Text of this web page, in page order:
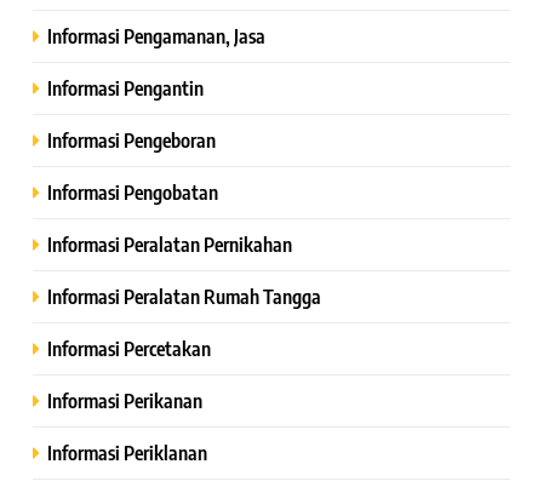
Informasi Pengamanan, Jasa
Informasi Pengantin
Informasi Pengeboran
Informasi Pengobatan
Informasi Peralatan Pernikahan
Informasi Peralatan Rumah Tangga
Informasi Percetakan
Informasi Perikanan
Informasi Periklanan